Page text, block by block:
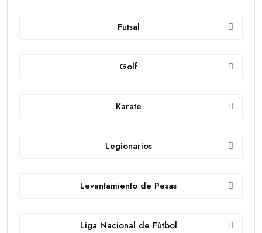
Futsal
Golf
Karate
Legionarios
Levantamiento de Pesas
Liga Nacional de Fútbol